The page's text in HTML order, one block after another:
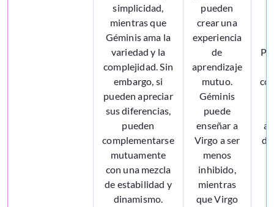
simplicidad,
mientras que
Géminis ama la
variedad y la
complejidad. Sin
embargo, si
pueden apreciar
sus diferencias,
pueden
complementarse
mutuamente
con una mezcla
de estabilidad y
dinamismo.
pueden
crear una
experiencia
de
aprendizaje
mutuo.
Géminis
puede
enseñar a
Virgo a ser
menos
inhibido,
mientras
que Virgo